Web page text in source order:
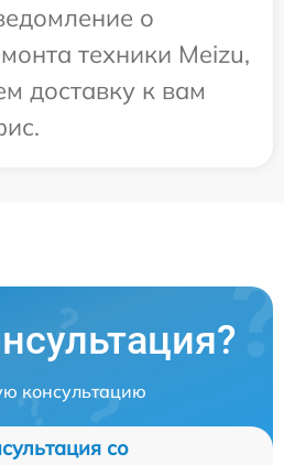
о
техники Meizu,
доставку к вам
консультацию
со